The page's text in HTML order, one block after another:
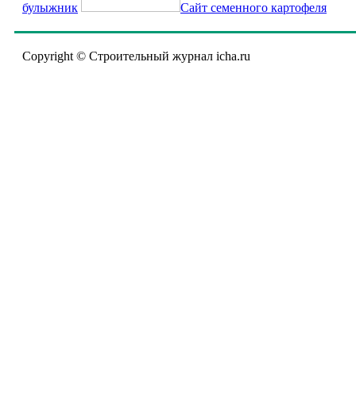
булыжник Сайт семенного картофеля
Copyright © Строительный журнал icha.ru